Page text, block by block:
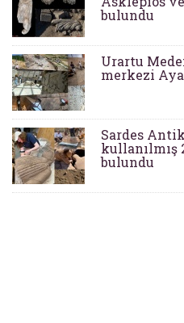
bulundu
Urartu
merkezi
Sardes
kullanılmış
bulundu